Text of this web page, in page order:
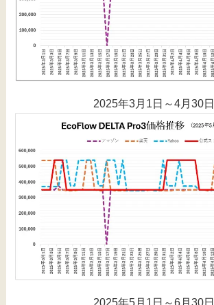
2025年3月1日～4月30日
2025年5月1日～6月30日